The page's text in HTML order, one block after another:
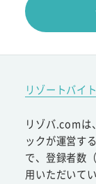
リゾートバイ
リゾバ.comは
ックが運営す
で、登録者数
用いただいてい